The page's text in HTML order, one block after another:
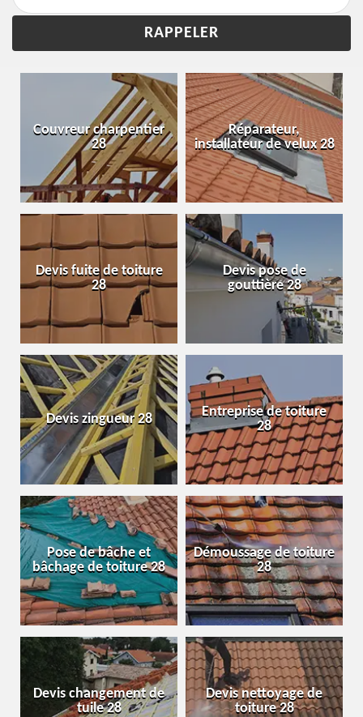
Couvreur charpentier
28
Réparateur,
installateur de velux 28
Devis fuite de toiture
28
Devis pose de
gouttière 28
Devis zingueur 28
Entreprise de toiture
28
Pose de bâche et
bâchage de toiture 28
Démoussage de toiture
28
Devis changement de
tuile 28
Devis nettoyage de
toiture 28